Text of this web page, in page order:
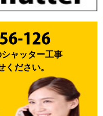
ャッター工事
ください。